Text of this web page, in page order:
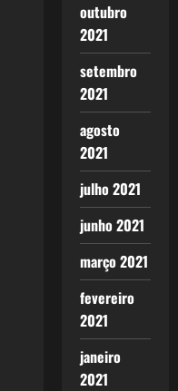
outubro
2021
setembro
2021
agosto
2021
julho 2021
junho 2021
março 2021
fevereiro
2021
janeiro
2021